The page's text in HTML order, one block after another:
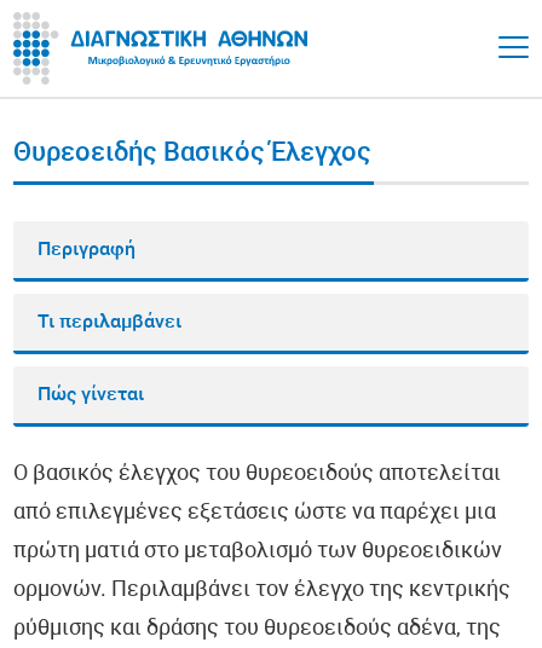
Θυρεοειδής Βασικός Έλεγχος
Περιγραφή
Τι περιλαμβάνει
Πώς γίνεται
Ο βασικός έλεγχος του θυρεοειδούς αποτελείται
από επιλεγμένες εξετάσεις ώστε να παρέχει μια
πρώτη ματιά στο μεταβολισμό των θυρεοειδικών
ορμονών. Περιλαμβάνει τον έλεγχο της κεντρικής
ρύθμισης και δράσης του θυρεοειδούς αδένα, της